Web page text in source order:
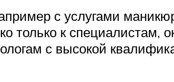
с услугами
только к
с высокой